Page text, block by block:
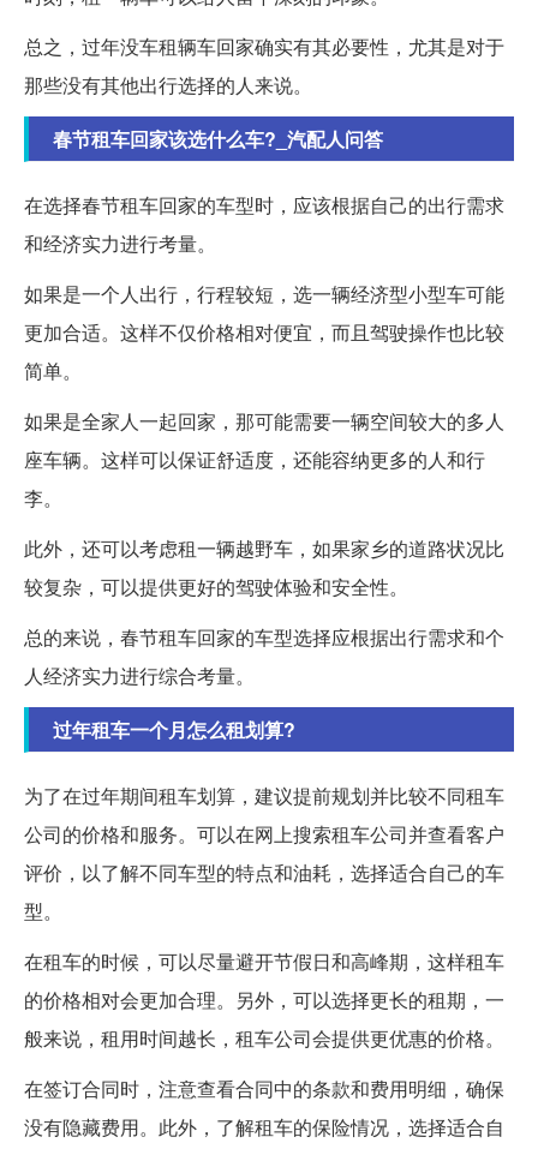
总之，过年没车租辆车回家确实有其必要性，尤其是对于
那些没有其他出行选择的人来说。
春节租车回家该选什么车?_汽配人问答
在选择春节租车回家的车型时，应该根据自己的出行需求
和经济实力进行考量。
如果是一个人出行，行程较短，选一辆经济型小型车可能
更加合适。这样不仅价格相对便宜，而且驾驶操作也比较
简单。
如果是全家人一起回家，那可能需要一辆空间较大的多人
座车辆。这样可以保证舒适度，还能容纳更多的人和行
李。
此外，还可以考虑租一辆越野车，如果家乡的道路状况比
较复杂，可以提供更好的驾驶体验和安全性。
总的来说，春节租车回家的车型选择应根据出行需求和个
人经济实力进行综合考量。
过年租车一个月怎么租划算?
为了在过年期间租车划算，建议提前规划并比较不同租车
公司的价格和服务。可以在网上搜索租车公司并查看客户
评价，以了解不同车型的特点和油耗，选择适合自己的车
型。
在租车的时候，可以尽量避开节假日和高峰期，这样租车
的价格相对会更加合理。另外，可以选择更长的租期，一
般来说，租用时间越长，租车公司会提供更优惠的价格。
在签订合同时，注意查看合同中的条款和费用明细，确保
没有隐藏费用。此外，了解租车的保险情况，选择适合自